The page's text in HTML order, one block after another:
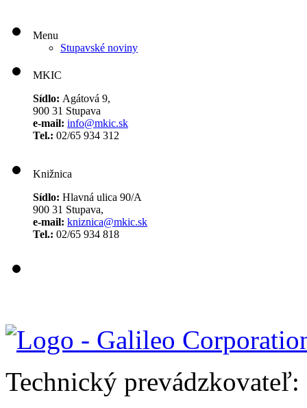
Menu
Stupavské noviny
MKIC
Sídlo: Agátová 9,
900 31 Stupava
e-mail: info@mkic.sk
Tel.: 02/65 934 312
Knižnica
Sídlo: Hlavná ulica 90/A
900 31 Stupava,
e-mail: kniznica@mkic.sk
Tel.: 02/65 934 818
Technický prevádzkovateľ: